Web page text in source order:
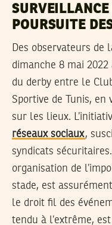
POURSUITE
Des observateurs de
dimanche 8 mai 2022
du derby entre le
Sportive de Tunis,
sur les lieux.
réseaux sociaux,
syndicats
organisation de
stade, est
le droit fil des
tendu à l’extrême,